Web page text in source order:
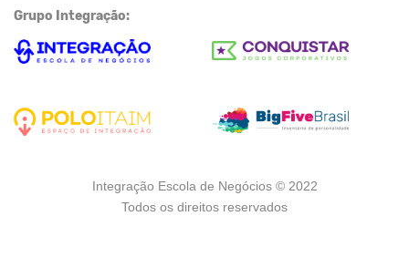
Grupo Integração:
Integração Escola de Negócios © 2022
Todos os direitos reservados